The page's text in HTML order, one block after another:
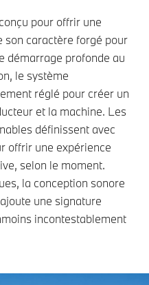
pour offrir une
son caractère forgé pour
démarrage profonde au
le système
réglé pour créer un
et la machine. Les
définissent avec
offrir une expérience
selon le moment.
la conception sonore
une signature
incontestablement